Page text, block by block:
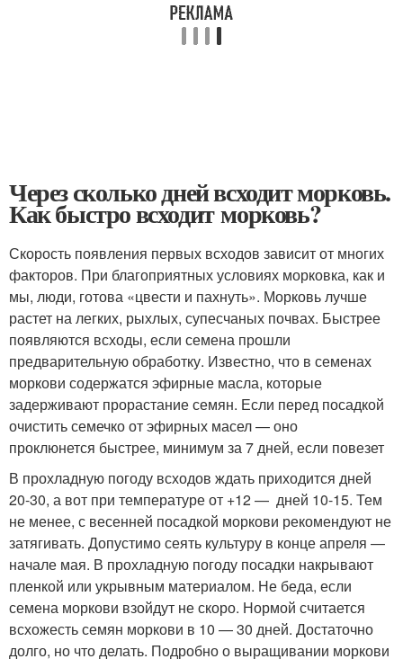
Через сколько дней всходит морковь.
Как быстро всходит морковь?
Скорость появления первых всходов зависит от многих
факторов. При благоприятных условиях морковка, как и
мы, люди, готова «цвести и пахнуть». Морковь лучше
растет на легких, рыхлых, супесчаных почвах. Быстрее
появляются всходы, если семена прошли
предварительную обработку. Известно, что в семенах
моркови содержатся эфирные масла, которые
задерживают прорастание семян. Если перед посадкой
очистить семечко от эфирных масел — оно
проклюнется быстрее, минимум за 7 дней, если повезет
В прохладную погоду всходов ждать приходится дней
20-30, а вот при температуре от +12 — дней 10-15. Тем
не менее, с весенней посадкой моркови рекомендуют не
затягивать. Допустимо сеять культуру в конце апреля —
начале мая. В прохладную погоду посадки накрывают
пленкой или укрывным материалом. Не беда, если
семена моркови взойдут не скоро. Нормой считается
всхожесть семян моркови в 10 — 30 дней. Достаточно
долго, но что делать. Подробно о выращивании моркови